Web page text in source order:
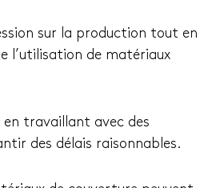
sur la production tout en
l’utilisation de matériaux
en travaillant avec des
des délais raisonnables.